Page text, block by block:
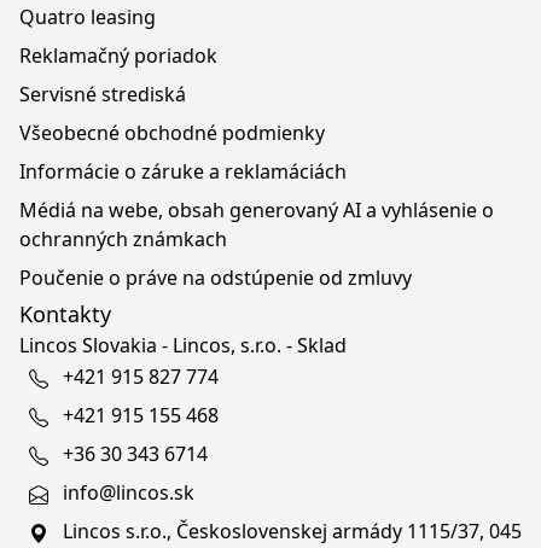
Quatro leasing
Reklamačný poriadok
Servisné strediská
Všeobecné obchodné podmienky
Informácie o záruke a reklamáciách
Médiá na webe, obsah generovaný AI a vyhlásenie o
ochranných známkach
Poučenie o práve na odstúpenie od zmluvy
Kontakty
Lincos Slovakia - Lincos, s.r.o. - Sklad
+421 915 827 774
+421 915 155 468
+36 30 343 6714
info@lincos.sk
Lincos s.r.o., Československej armády 1115/37, 045